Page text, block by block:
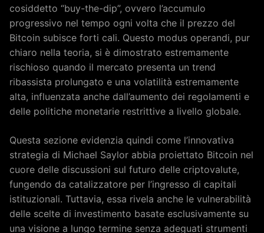
cosiddetto “buy-the-dip”, ovvero l’accumulo
progressivo nel tempo ogni volta che il prezzo del
Bitcoin subisce forti cali. Questo modus operandi, pur
chiaro nella teoria, si è dimostrato estremamente
rischioso quando il mercato presenta un trend
ribassista prolungato e una volatilità estremamente
alta, influenzata anche dall’aumento dei regolamenti e
delle politiche monetarie restrittive a livello globale.
Questa sezione evidenzia quindi come l’innovativa
strategia di Michael Saylor abbia proiettato Bitcoin nel
cuore delle discussioni sul futuro delle criptovalute,
fungendo da catalizzatore per l’ingresso di capitali
istituzionali. Tuttavia, essa rivela anche le vulnerabilità
delle scelte di investimento basate esclusivamente su
una visione a lungo termine senza adeguati strumenti